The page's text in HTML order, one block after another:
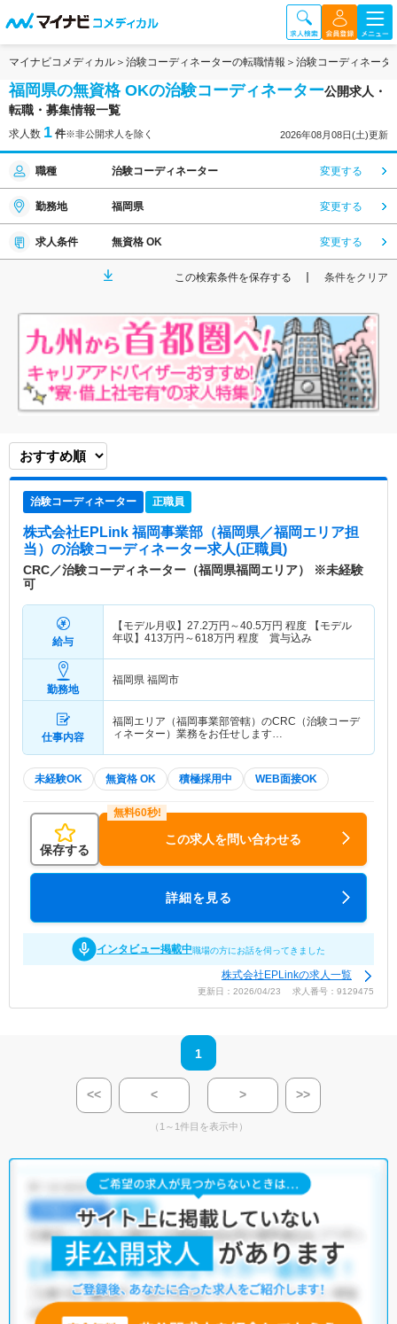
マイナビコメディカル 治験コーディネーターの転職情報 治験コーディネータ
福岡県の無資格 OKの治験コーディネーター公開求人・
転職・募集情報一覧
求人数 1 件※非公開求人を除く 2026年08月08日(土)更新
職種 治験コーディネーター 変更する
勤務地 福岡県 変更する
求人条件 無資格 OK 変更する
この検索条件を保存する 条件をクリア
治験コーディネーター 正職員
株式会社EPLink 福岡事業部（福岡県／福岡エリア担
当） の治験コーディネーター求人(正職員)
CRC／治験コーディネーター（福岡県福岡エリア） ※未経験
可
給与
【モデル月収】 27.2万円～40.5万円 程度 【モデル
年収】 413万円～618万円 程度 賞与込み
勤務地
福岡県 福岡市
仕事内容
福岡エリア（福岡事業部管轄）のCRC（治験コーデ
ィネーター）業務をお任せします…
未経験OK 無資格 OK 積極採用中 WEB面接OK
保存する
この求人を問い合わせる
詳細を見る
インタビュー掲載中職場の方にお話を伺ってきました
株式会社EPLinkの求人一覧
更新日：2026/04/23 求人番号：9129475
1
<< < > >>
（1～1件目を表示中）